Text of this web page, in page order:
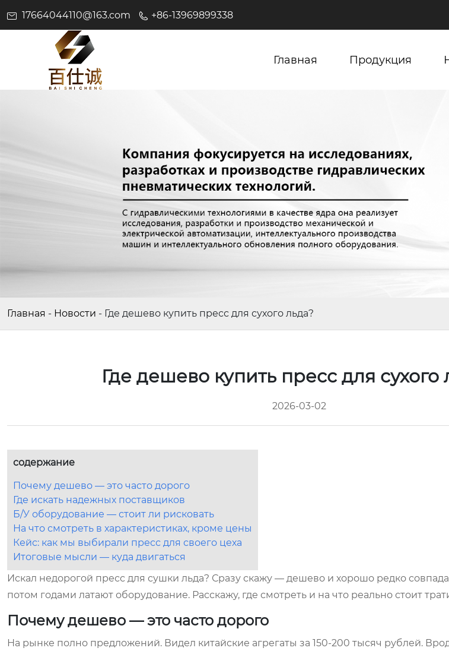
17664044110@163.com +86-13969899338
Главная Продукция
Главная - Новости - Где дешево купить пресс для сухого льда?
Где дешево купить пресс для сухого
2026-03-02
содержание
Почему дешево — это часто дорого
Где искать надежных поставщиков
Б/У оборудование — стоит ли рисковать
На что смотреть в характеристиках, кроме цены
Кейс: как мы выбирали пресс для своего цеха
Итоговые мысли — куда двигаться
Искал недорогой пресс для сушки льда? Сразу скажу — дешево и хорошо редко
потом годами латают оборудование. Расскажу, где смотреть и на что реально стоит
Почему дешево — это часто дорого
На рынке полно предложений. Видел китайские агрегаты за 150-200 тысяч рублей.